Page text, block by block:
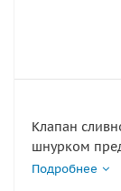
Клапан
шнурком
лодки ПВХ.
Подробнее